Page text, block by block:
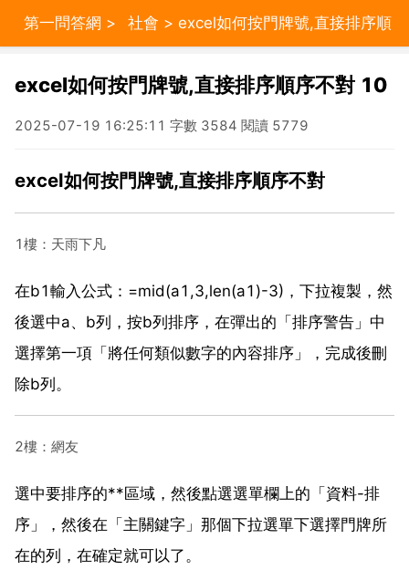
第一問答網 > 社會 > excel如何按門牌號,直接排序順
excel如何按門牌號,直接排序順序不對 10
2025-07-19 16:25:11 字數 3584 閱讀 5779
excel如何按門牌號,直接排序順序不對
1樓：天雨下凡
在b1輸入公式：=mid(a1,3,len(a1)-3)，下拉複製，然
後選中a、b列，按b列排序，在彈出的「排序警告」中
選擇第一項「將任何類似數字的內容排序」，完成後刪
除b列。
2樓：網友
選中要排序的**區域，然後點選選單欄上的「資料-排
序」，然後在「主關鍵字」那個下拉選單下選擇門牌所
在的列，在確定就可以了。